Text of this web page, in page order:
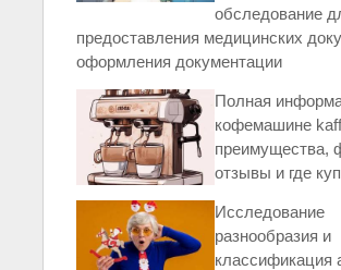
обследование
предоставления медицинских
оформления документации
Полная
кофемашине
преимущества,
отзывы и где
Исследование
разнообразия и
классификация